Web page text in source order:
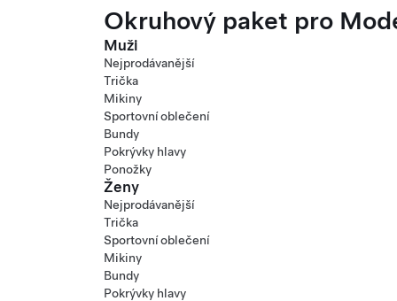
Okruhový paket pro
Muži
Nejprodávanější
Trička
Mikiny
Sportovní oblečení
Bundy
Pokrývky hlavy
Ponožky
Ženy
Nejprodávanější
Trička
Sportovní oblečení
Mikiny
Bundy
Pokrývky hlavy